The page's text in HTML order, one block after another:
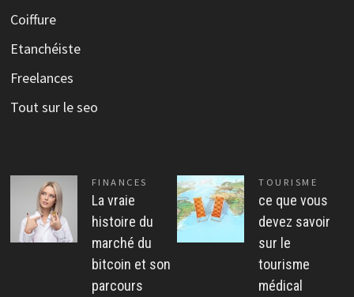
Coiffure
Etanchéiste
Freelances
Tout sur le seo
FINANCES
La vraie
histoire du
marché du
bitcoin et son
parcours
TOURISME
ce que vous
devez savoir
sur le
tourisme
médical